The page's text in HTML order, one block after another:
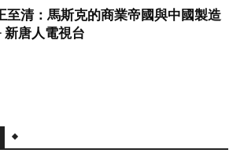
至清：馬斯克的商業帝國與中國製造
新唐人電視台